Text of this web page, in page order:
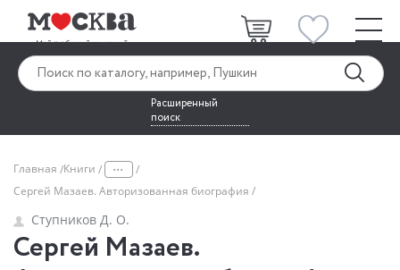
Расширенный
поиск
Главная Книги ...
Сергей Мазаев. Авторизованная биография
Ступников Д. О.
Сергей Мазаев.